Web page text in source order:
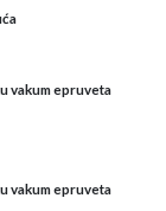
vakum epruveta
vakum epruveta